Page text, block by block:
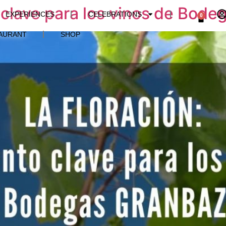
EXPERIENCES CELEBRATIONS
SHOP
0
para los vinos de